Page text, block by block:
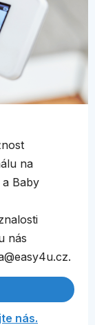
na
Baby
nás
nás.